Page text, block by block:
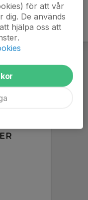
för att vår
dig. De används
hjälpa oss att